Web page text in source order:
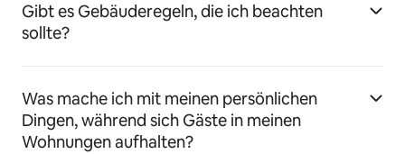
Gibt es Gebäuderegeln, die ich beachten
sollte?
Was mache ich mit meinen persönlichen
Dingen, während sich Gäste in meinen
Wohnungen aufhalten?